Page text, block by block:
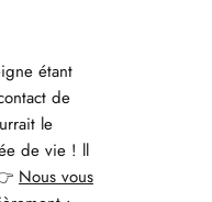
étant
de
le
de vie ! ll
Nous vous